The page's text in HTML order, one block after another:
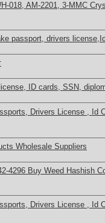
018, AM-2201, 3-MMC
passport, drivers
ID cards, SSN,
Drivers License , Id
Wholesale Suppliers
4296 Buy Weed Hashish
Drivers License , Id